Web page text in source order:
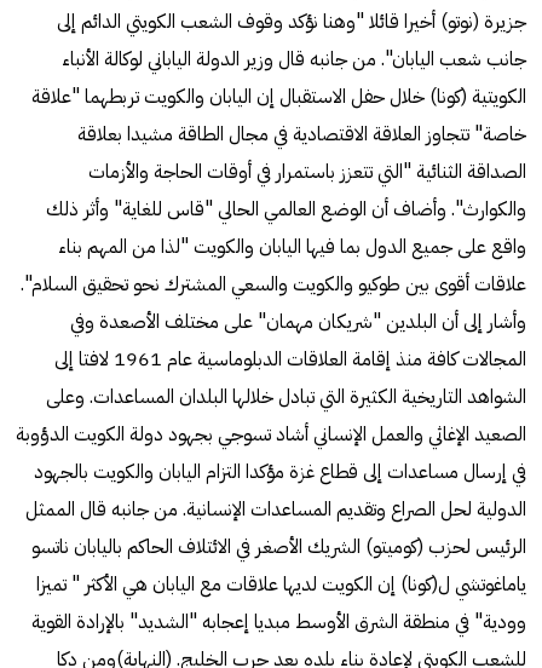
جزيرة (نوتو) أخيرا قائلا "وهنا نؤكد وقوف الشعب الكويتي الدائم إلى
جانب شعب اليابان". من جانبه قال وزير الدولة الياباني لوكالة الأنباء
الكويتية (كونا) خلال حفل الاستقبال إن اليابان والكويت تربطهما "علاقة
خاصة" تتجاوز العلاقة الاقتصادية في مجال الطاقة مشيدا بعلاقة
الصداقة الثنائية "التي تتعزز باستمرار في أوقات الحاجة والأزمات
والكوارث". وأضاف أن الوضع العالمي الحالي "قاس للغاية" وأثر ذلك
واقع على جميع الدول بما فيها اليابان والكويت "لذا من المهم بناء
علاقات أقوى بين طوكيو والكويت والسعي المشترك نحو تحقيق السلام".
وأشار إلى أن البلدين "شريكان مهمان" على مختلف الأصعدة وفي
المجالات كافة منذ إقامة العلاقات الدبلوماسية عام 1961 لافتا إلى
الشواهد التاريخية الكثيرة التي تبادل خلالها البلدان المساعدات. وعلى
الصعيد الإغاثي والعمل الإنساني أشاد تسوجي بجهود دولة الكويت الدؤوبة
في إرسال مساعدات إلى قطاع غزة مؤكدا التزام اليابان والكويت بالجهود
الدولية لحل الصراع وتقديم المساعدات الإنسانية. من جانبه قال الممثل
الرئيس لحزب (كوميتو) الشريك الأصغر في الائتلاف الحاكم باليابان ناتسو
ياماغوتشي ل(كونا) إن الكويت لديها علاقات مع اليابان هي الأكثر " تميزا
وودية" في منطقة الشرق الأوسط مبديا إعجابه "الشديد" بالإرادة القوية
للشعب الكويتي لإعادة بناء بلده بعد حرب الخليج. (النهاية)ومن دكا